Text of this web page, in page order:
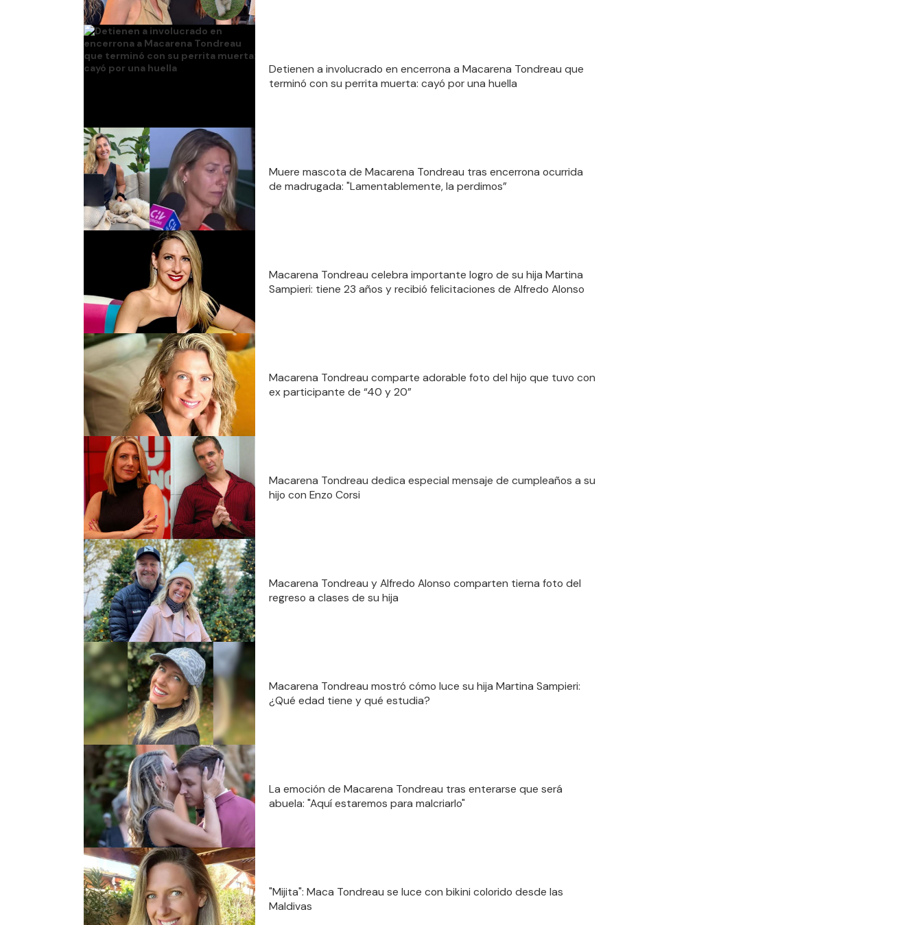
Detienen a involucrado en encerrona a Macarena Tondreau que
terminó con su perrita muerta: cayó por una huella
Muere mascota de Macarena Tondreau tras encerrona ocurrida
de madrugada: "Lamentablemente, la perdimos”
Macarena Tondreau celebra importante logro de su hija Martina
Sampieri: tiene 23 años y recibió felicitaciones de Alfredo Alonso
Macarena Tondreau comparte adorable foto del hijo que tuvo con
ex participante de “40 y 20”
Macarena Tondreau dedica especial mensaje de cumpleaños a su
hijo con Enzo Corsi
Macarena Tondreau y Alfredo Alonso comparten tierna foto del
regreso a clases de su hija
Macarena Tondreau mostró cómo luce su hija Martina Sampieri:
¿Qué edad tiene y qué estudia?
La emoción de Macarena Tondreau tras enterarse que será
abuela: "Aquí estaremos para malcriarlo"
"Mijita": Maca Tondreau se luce con bikini colorido desde las
Maldivas